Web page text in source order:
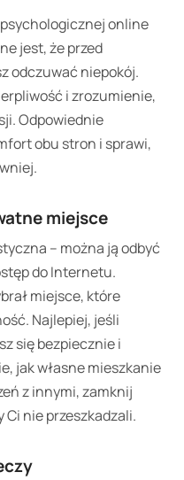
online
jest, że przed
odczuwać niepokój.
i zrozumienie,
Odpowiednie
obu stron i sprawi,
miejsce
– można ją odbyć
do Internetu.
miejsce, które
Najlepiej, jeśli
się bezpiecznie i
jak własne mieszkanie
z innymi, zamknij
Ci nie przeszkadzali.